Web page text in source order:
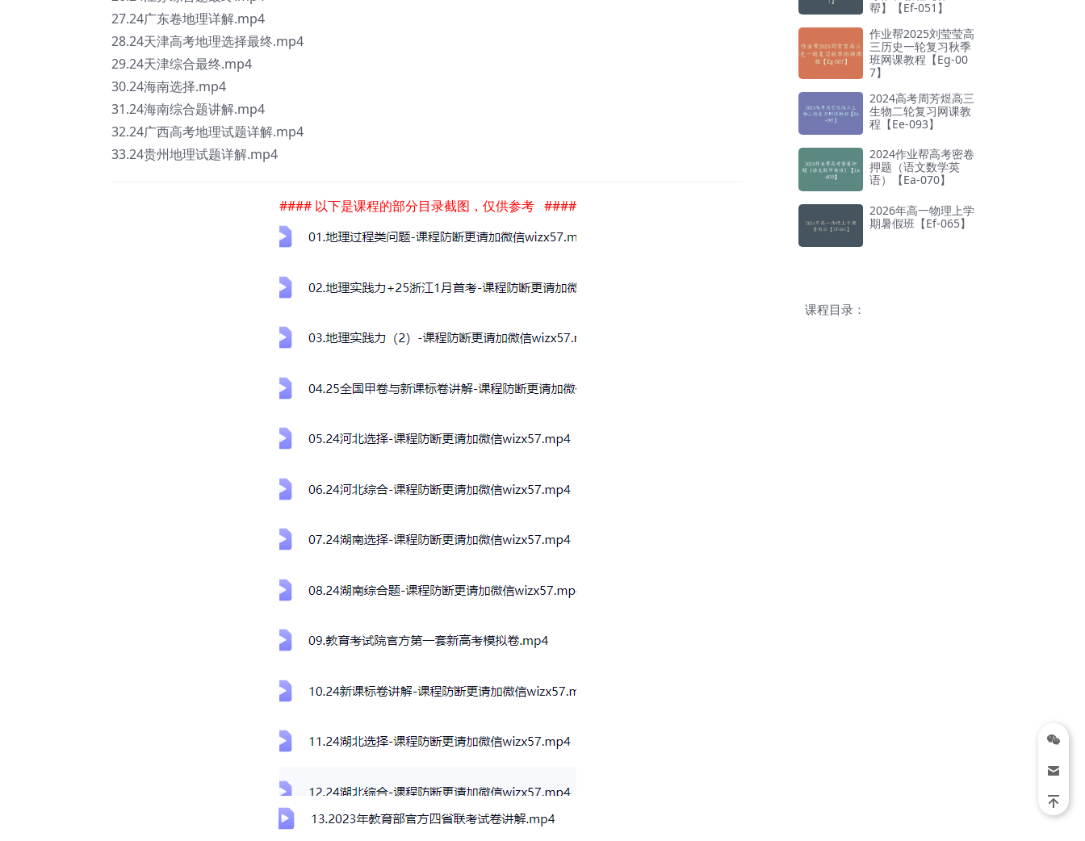
27.24广东卷地理详解.mp4
28.24天津高考地理选择最终.mp4
29.24天津综合最终.mp4
30.24海南选择.mp4
31.24海南综合题讲解.mp4
32.24广西高考地理试题详解.mp4
33.24贵州地理试题详解.mp4
#### 以下是课程的部分目录截图，仅供参考 ####
帮】【Ef-051】
作业帮2025刘莹莹高
三历史一轮复习秋季
班网课教程【Eg-00
7】
2024高考周芳煜高三
生物二轮复习网课教
程【Ee-093】
2024作业帮高考密卷
押题（语文数学英
语）【Ea-070】
2026年高一物理上学
期暑假班【Ef-065】
课程目录：